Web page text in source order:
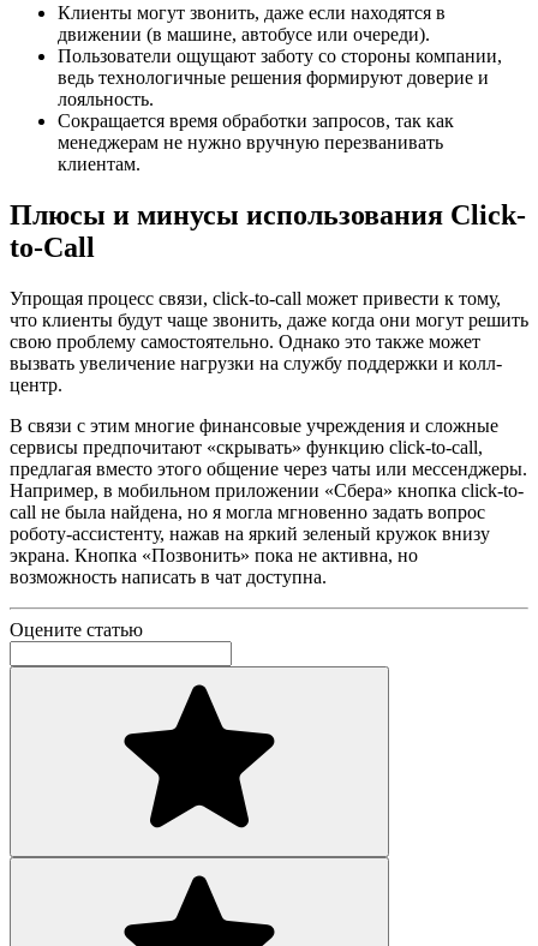
Клиенты могут звонить, даже если находятся в
движении (в машине, автобусе или очереди).
Пользователи ощущают заботу со стороны компании,
ведь технологичные решения формируют доверие и
лояльность.
Сокращается время обработки запросов, так как
менеджерам не нужно вручную перезванивать
клиентам.
Плюсы и минусы использования Click-
to-Call
Упрощая процесс связи, click-to-call может привести к тому,
что клиенты будут чаще звонить, даже когда они могут решить
свою проблему самостоятельно. Однако это также может
вызвать увеличение нагрузки на службу поддержки и колл-
центр.
В связи с этим многие финансовые учреждения и сложные
сервисы предпочитают «скрывать» функцию click-to-call,
предлагая вместо этого общение через чаты или мессенджеры.
Например, в мобильном приложении «Сбера» кнопка click-to-
call не была найдена, но я могла мгновенно задать вопрос
роботу-ассистенту, нажав на яркий зеленый кружок внизу
экрана. Кнопка «Позвонить» пока не активна, но
возможность написать в чат доступна.
Оцените статью